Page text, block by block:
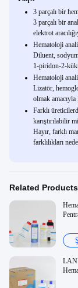
3 parçalı bir
3 parçalı bir
elektrot
Hematoloji
Diluent,
1-piridon-2-
Hematoloji
Lizatör,
olmak amacıyla
Farklı
karıştırılabilir
Hayır, farklı
farklılıkları
Related Products